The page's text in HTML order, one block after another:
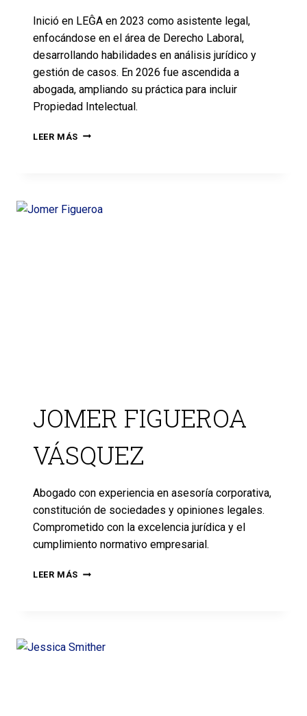
Inició en LEĜA en 2023 como asistente legal,
enfocándose en el área de Derecho Laboral,
desarrollando habilidades en análisis jurídico y
gestión de casos. En 2026 fue ascendida a
abogada, ampliando su práctica para incluir
Propiedad Intelectual.
LEER MÁS
JOMER FIGUEROA
VÁSQUEZ
Abogado con experiencia en asesoría corporativa,
constitución de sociedades y opiniones legales.
Comprometido con la excelencia jurídica y el
cumplimiento normativo empresarial.
LEER MÁS